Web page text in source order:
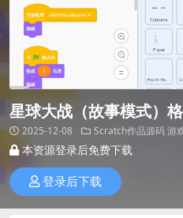
星球大战（故事模式）
2025-12-08 Scratch作品源码游
本资源登录后免费下载
登录后下载